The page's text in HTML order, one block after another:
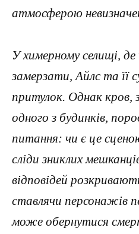
атмосферою
У химерному селищі, де
замерзати, Айлс та її
притулок. Однак кров,
одного з будинків,
питання: чи є це
сліди зниклих
відповідей
ставлячи персонажів
може обернутися